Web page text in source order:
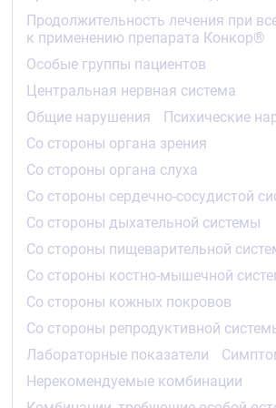
требуется корректировать дозу.
При выраженных нарушениях
(КК менее 20 мл/мин) и у
максимальная суточная доза
мг. Увеличение дозы у таких
осуществляться с особой
Пожилые пациенты :
Коррекции дозы не требуется.
Дети:
Так как нет достаточного
применению препарата Конкор®у
рекомендуется назначать препарат
лет.
К настоящему времени
относительно применения
пациентов с ХСН в сочетании с
диабетом 1 типа, выраженными
Продолжительность лечения при
к применению препарата Конкор®
Особые группы пациентов
Центральная нервная система
Общие нарушения
Психические
Со стороны органа зрения
Со стороны органа слуха
Со стороны сердечно-сосудистой
Со стороны дыхательной системы
Со стороны пищеварительной
Со стороны костно-мышечной
Со стороны кожных покровов
Со стороны репродуктивной
Лабораторные показатели
Нерекомендуемые комбинации